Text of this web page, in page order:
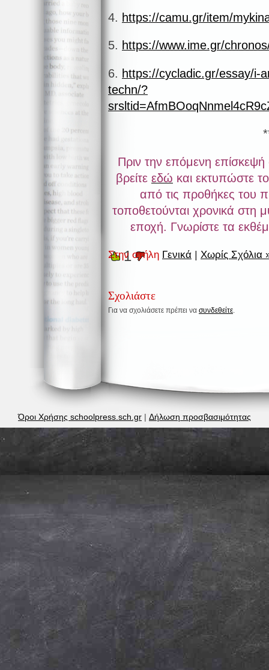
4. https://camu.gr/item/
5. https://www.ime.gr/
6. https://cycladic.gr/essay/i-
techn/?
Πριν την επόμενη
βρείτε εδώ και εκτυπώστε
από τις προθήκες του
τοποθετούνται χρονικά στη
εποχή. Γνωρίστε τα
Στην στήλη Γενικά | Χωρίς Σχόλια
1
Σχολιάστε
Για να σχολιάσετε πρέπει να συνδεθείτε
Όροι Χρήσης schoolpress.sch.gr | Δήλωση προσβασιμότητας